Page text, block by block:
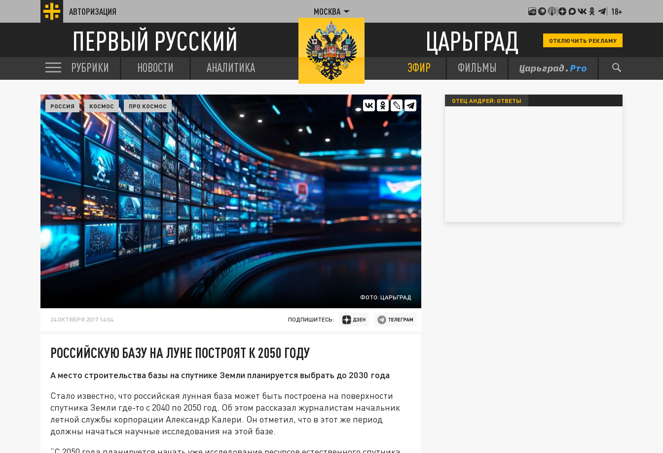
АВТОРИЗАЦИЯ МОСКВА 18+
ПЕРВЫЙ РУССКИЙ ЦАРЬГРАД ОТКЛЮЧИТЬ РЕКЛАМУ
РУБРИКИ НОВОСТИ АНАЛИТИКА ЭФИР ФИЛЬМЫ
ФОТО: ЦАРЬГРАД
РОССИЯ КОСМОС ПРО КОСМОС
24 ОКТЯБРЯ 2017 14:04 ПОДПИШИТЕСЬ:
РОССИЙСКУЮ БАЗУ НА ЛУНЕ ПОСТРОЯТ К 2050 ГОДУ
А место строительства базы на спутнике Земли планируется выбрать до 2030 года
Стало известно, что российская лунная база может быть построена на поверхности
спутника Земли где-то с 2040 по 2050 год. Об этом рассказал журналистам начальник
летной службы корпорации Александр Калери. Он отметил, что в этот же период
должны начаться научные исследования на этой базе.
ОТЕЦ АНДРЕЙ: ОТВЕТЫ